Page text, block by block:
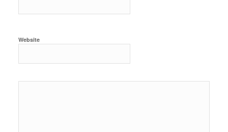
Website